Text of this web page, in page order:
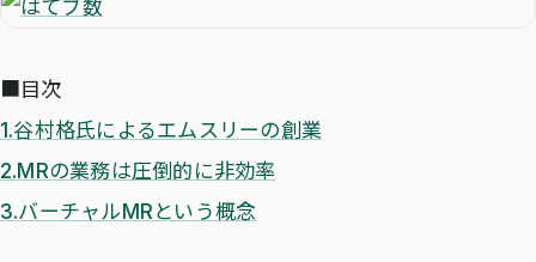
■目次
1.谷村格氏によるエムスリーの創業
2.MRの業務は圧倒的に非効率
3.バーチャルMRという概念